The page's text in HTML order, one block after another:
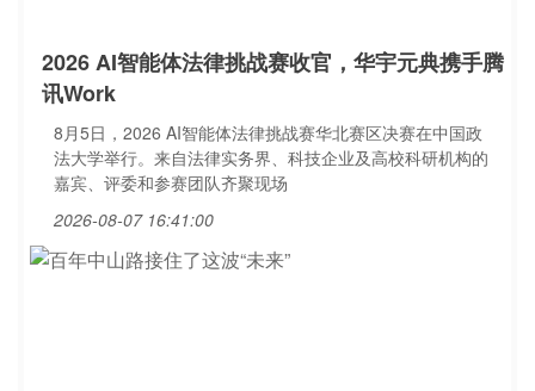
2026 AI智能体法律挑战赛收官，华宇元典携手腾
讯Work
8月5日，2026 AI智能体法律挑战赛华北赛区决赛在中国政
法大学举行。来自法律实务界、科技企业及高校科研机构的
嘉宾、评委和参赛团队齐聚现场
2026-08-07 16:41:00